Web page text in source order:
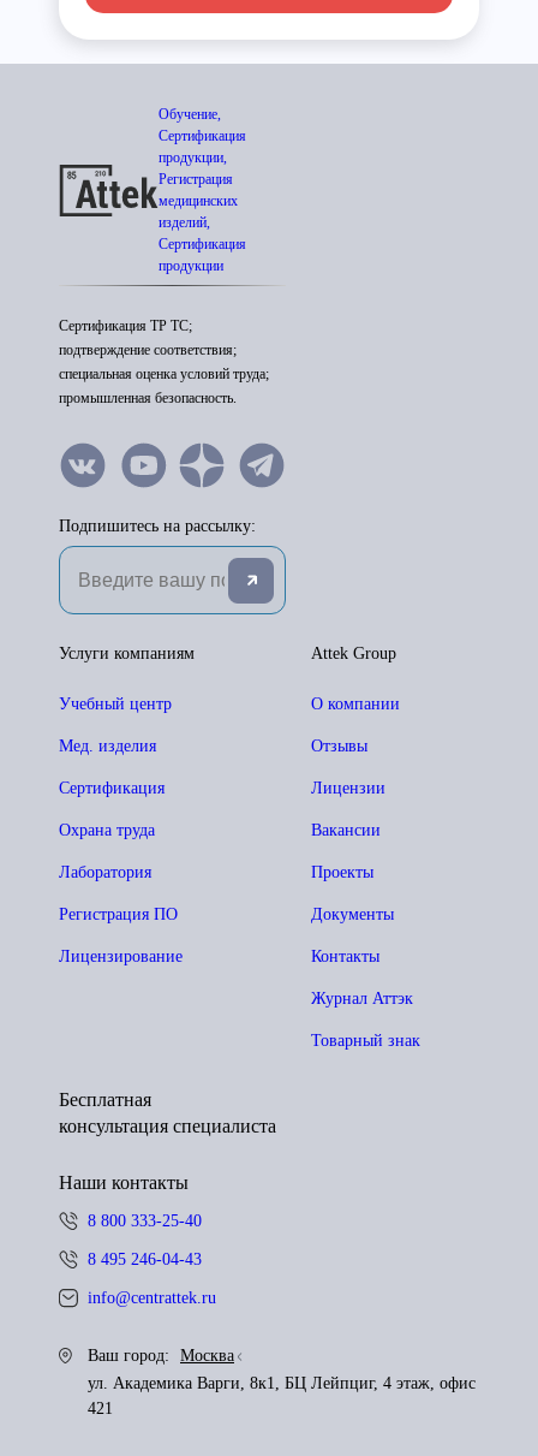
Обучение,
Сертификация
продукции,
Регистрация
медицинских
изделий,
Сертификация
продукции
Сертификация ТР ТС;
подтверждение соответствия;
специальная оценка условий труда;
промышленная безопасность.
Подпишитесь на рассылку:
Attek Group
О компании
Отзывы
Лицензии
Вакансии
Проекты
Документы
Контакты
Журнал Аттэк
Товарный знак
Услуги компаниям
Учебный центр
Мед. изделия
Сертификация
Охрана труда
Лаборатория
Регистрация ПО
Лицензирование
Бесплатная
консультация специалиста
Наши контакты
8 800 333-25-40
8 495 246-04-43
info@centrattek.ru
Ваш город:
Москва
ул. Академика Варги, 8к1, БЦ Лейпциг, 4 этаж, офис
421